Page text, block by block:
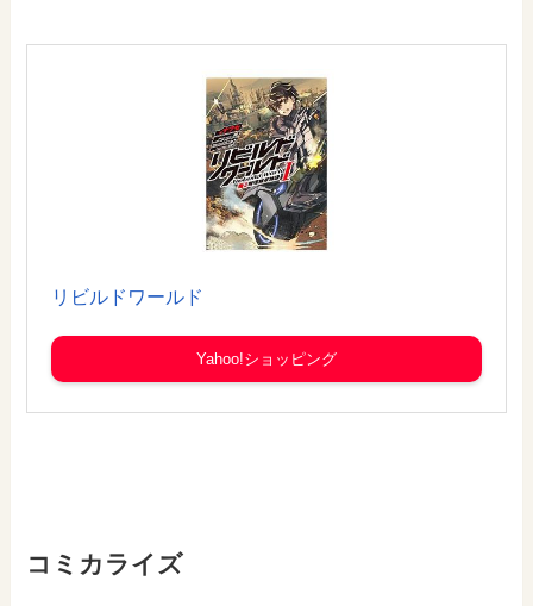
リビルドワールド
Yahoo!ショッピング
コミカライズ